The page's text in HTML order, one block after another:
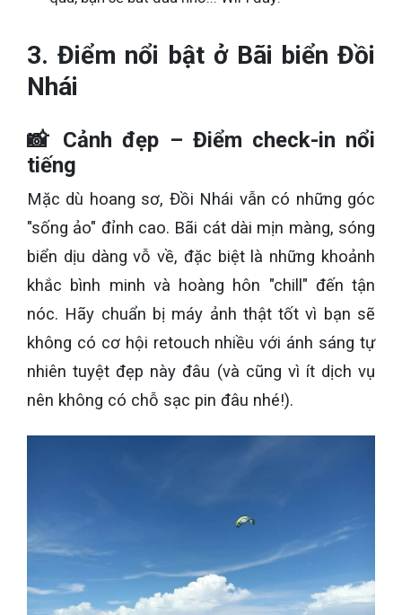
3. Điểm nổi bật ở Bãi biển Đồi
Nhái
📸 Cảnh đẹp – Điểm check-in nổi
tiếng
Mặc dù hoang sơ, Đồi Nhái vẫn có những góc
"sống ảo" đỉnh cao. Bãi cát dài mịn màng, sóng
biển dịu dàng vỗ về, đặc biệt là những khoảnh
khắc bình minh và hoàng hôn "chill" đến tận
nóc. Hãy chuẩn bị máy ảnh thật tốt vì bạn sẽ
không có cơ hội retouch nhiều với ánh sáng tự
nhiên tuyệt đẹp này đâu (và cũng vì ít dịch vụ
nên không có chỗ sạc pin đâu nhé!).